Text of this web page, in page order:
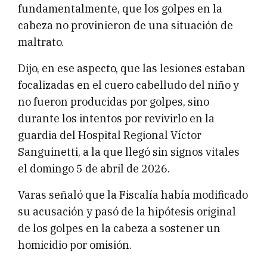
fundamentalmente, que los golpes en la
cabeza no provinieron de una situación de
maltrato.
Dijo, en ese aspecto, que las lesiones estaban
focalizadas en el cuero cabelludo del niño y
no fueron producidas por golpes, sino
durante los intentos por revivirlo en la
guardia del Hospital Regional Víctor
Sanguinetti, a la que llegó sin signos vitales
el domingo 5 de abril de 2026.
Varas señaló que la Fiscalía había modificado
su acusación y pasó de la hipótesis original
de los golpes en la cabeza a sostener un
homicidio por omisión.